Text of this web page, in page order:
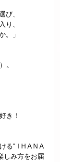
び、
り、
。」
。
き！
る” I H A N A
しみ方をお届